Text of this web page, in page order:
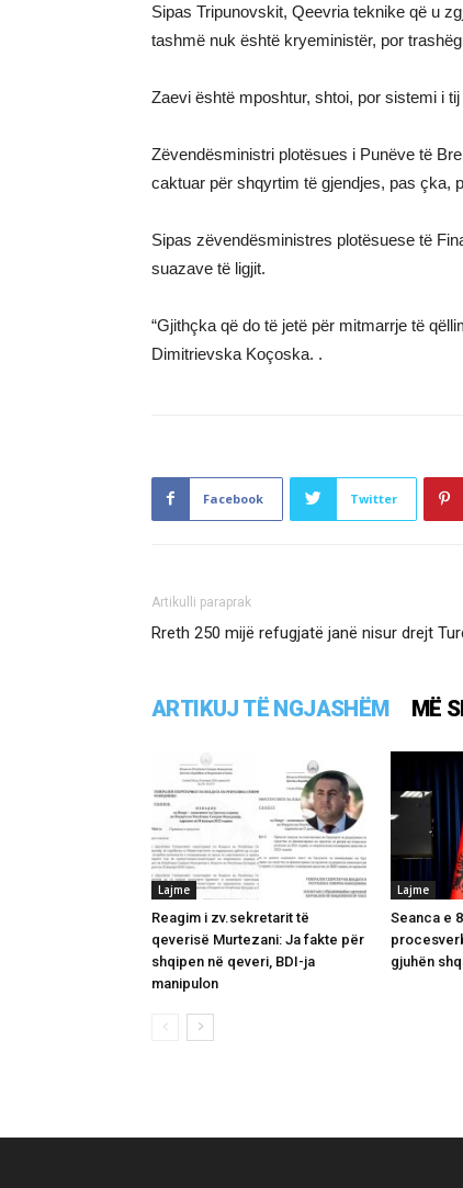
Sipas Tripunovskit, Qeevria teknike që u
tashmë nuk është kryeministër, por
Zaevi është mposhtur, shtoi, por sistemi i
Zëvendësministri plotësues i Punëve të
caktuar për shqyrtim të gjendjes, pas çka,
Sipas zëvendësministres plotësuese të
suazave të ligjit.
“Gjithçka që do të jetë për mitmarrje të
Dimitrievska Koçoska. .
Facebook Twitter
Artikulli paraprak
Rreth 250 mijë refugjatë janë nisur drejt
ARTIKUJ TË NGJASHËM MË
Lajme
Reagim i zv.sekretarit të
qeverisë Murtezani: Ja fakte për
shqipen në qeveri, BDI-ja
manipulon
Lajme
Seanca e
gjuhën